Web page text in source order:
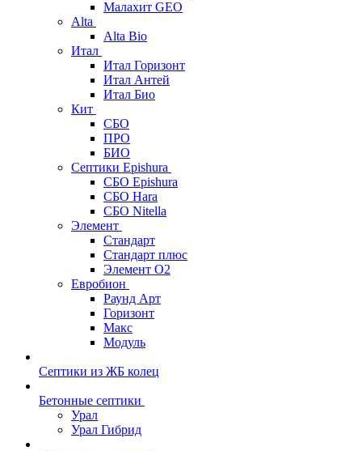
Малахит GEO
Alta
Alta Bio
Итал
Итал Горизонт
Итал Антей
Итал Био
Кит
СБО
ПРО
БИО
Септики Epishura
СБО Epishura
СБО Hara
СБО Nitella
Элемент
Стандарт
Стандарт плюс
Элемент О2
Евробион
Раунд Арт
Горизонт
Макс
Модуль
Септики из ЖБ колец
Бетонные септики
Урал
Урал Гибрид